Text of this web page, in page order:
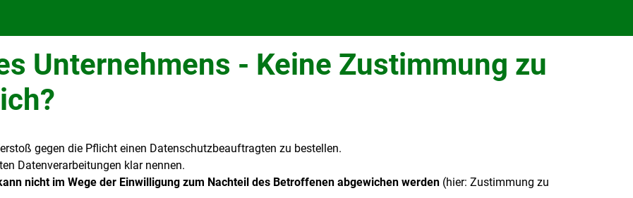
Unternehmens - Keine Zustimmung zu
gegen die Pflicht einen Datenschutzbeauftragten zu bestellen.
Datenverarbeitungen klar nennen.
nicht im Wege der Einwilligung zum Nachteil des Betroffenen abgewichen werden (hier: Zustimmung zu